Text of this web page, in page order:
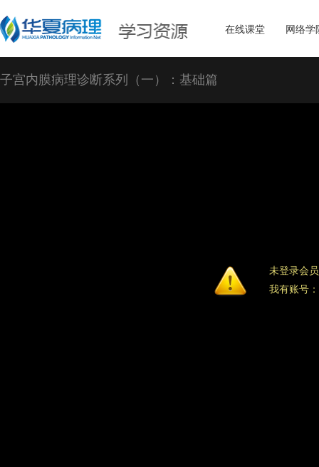
在线课堂 网络学
子宫内膜病理诊断系列（一）：基础篇
未登录会
我有账号：